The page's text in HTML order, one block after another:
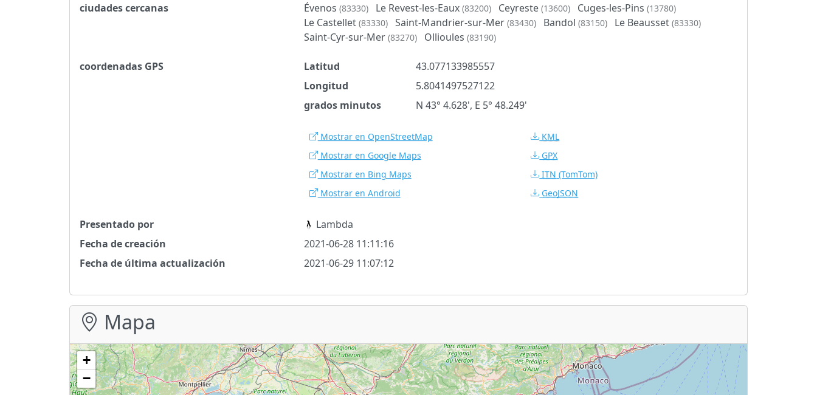
ciudades cercanas
Évenos (83330) Le Revest-les-Eaux (83200) Ceyreste (13600) Cuges-les-Pins (13780)
Le Castellet (83330) Saint-Mandrier-sur-Mer (83430) Bandol (83150) Le Beausset (83330)
Saint-Cyr-sur-Mer (83270) Ollioules (83190)
coordenadas GPS Latitud
43.077133985557
Longitud
5.8041497527122
grados minutos
N 43° 4.628', E 5° 48.249'
Mostrar en OpenStreetMap
Mostrar en Google Maps
Mostrar en Bing Maps
Mostrar en Android
KML
GPX
ITN (TomTom)
GeoJSON
Presentado por
Lambda
Fecha de creación
2021-06-28 11:11:16
Fecha de última actualización
2021-06-29 11:07:12
Mapa
+
−